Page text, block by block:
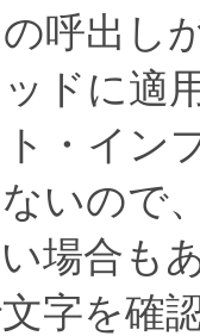
呼出し
ドに適
・イン
いので
場合も
字を確